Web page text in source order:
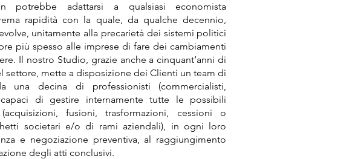
potrebbe adattarsi a qualsiasi economista
rapidità con la quale, da qualche decennio,
unitamente alla precarietà dei sistemi politici
più spesso alle imprese di fare dei cambiamenti
Il nostro Studio, grazie anche a cinquant’anni di
settore, mette a disposizione dei Clienti un team di
una decina di professionisti (commercialisti,
capaci di gestire internamente tutte le possibili
fusioni, trasformazioni, cessioni o
societari e/o di rami aziendali), in ogni loro
e negoziazione preventiva, al raggiungimento
degli atti conclusivi.